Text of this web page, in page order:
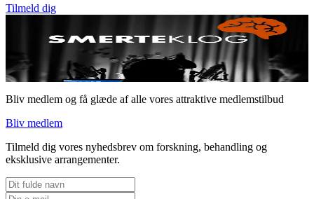
Tilmeld dig
Bliv medlem og få glæde af alle vores attraktive medlemstilbud
Bliv medlem
Tilmeld dig vores nyhedsbrev om forskning, behandling og
eksklusive arrangementer.